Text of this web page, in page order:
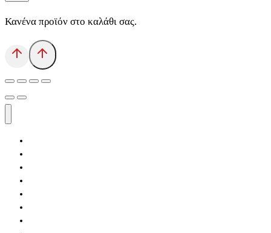
Κανένα προϊόν στο καλάθι σας.